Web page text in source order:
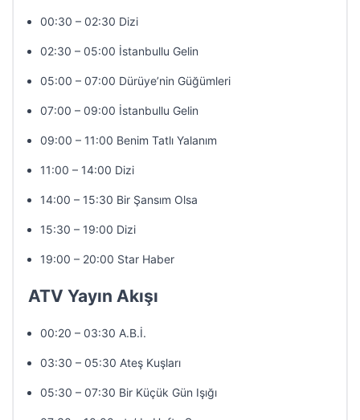
00:30 – 02:30 Dizi
02:30 – 05:00 İstanbullu Gelin
05:00 – 07:00 Dürüye’nin Güğümleri
07:00 – 09:00 İstanbullu Gelin
09:00 – 11:00 Benim Tatlı Yalanım
11:00 – 14:00 Dizi
14:00 – 15:30 Bir Şansım Olsa
15:30 – 19:00 Dizi
19:00 – 20:00 Star Haber
ATV Yayın Akışı
00:20 – 03:30 A.B.İ.
03:30 – 05:30 Ateş Kuşları
05:30 – 07:30 Bir Küçük Gün Işığı